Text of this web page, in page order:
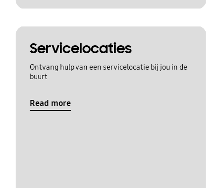
Servicelocaties
Ontvang hulp van een servicelocatie bij jou in de
buurt
Read more